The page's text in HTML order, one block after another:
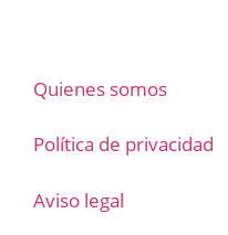
Quienes somos
Política de privacidad
Aviso legal